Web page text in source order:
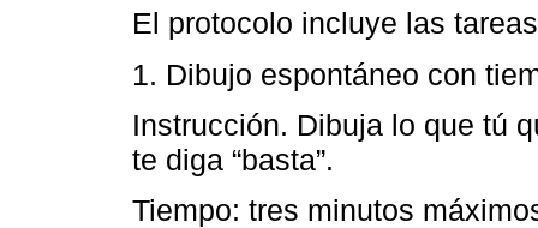
El protocolo incluye las
1. Dibujo espontáneo con
Instrucción. Dibuja lo que tú
te diga “basta”.
Tiempo: tres minutos